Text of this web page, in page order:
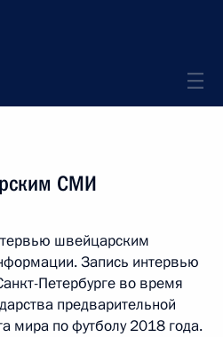
СМИ
швейцарским
Запись интервью
Петербурге во время
предварительной
мира по футболу 2018 года.